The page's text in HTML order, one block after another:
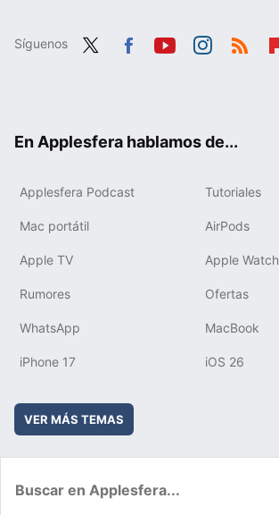
Síguenos
En Applesfera hablamos de...
Applesfera Podcast Tutoriales
Mac portátil AirPods
Apple TV Apple Watch
Rumores Ofertas
WhatsApp MacBook
iPhone 17 iOS 26
VER MÁS TEMAS